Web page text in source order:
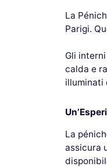
La
Parigi.
Gli
calda e
illuminati
La
assicura